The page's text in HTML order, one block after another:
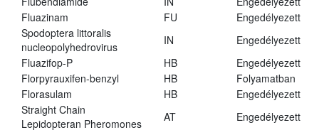
Fluazinam
FU
Engedélyezett
Spodoptera littoralis
nucleopolyhedrovirus
IN
Engedélyezett
Fluazifop-P
HB
Engedélyezett
Florpyrauxifen-benzyl
HB
Folyamatban
Florasulam
HB
Engedélyezett
Straight Chain
Lepidopteran Pheromones
AT
Engedélyezett